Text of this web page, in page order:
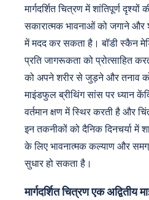
मार्गदर्शित चित्रण में शांतिपूर्ण
सकारात्मक भावनाओं को जगाने और
में मदद कर सकता है। बॉडी स्कैन
प्रति जागरूकता को प्रोत्साहित
को अपने शरीर से जुड़ने और तनाव
माइंडफुल ब्रीथिंग सांस पर ध्यान
वर्तमान क्षण में स्थिर करती है और
इन तकनीकों को दैनिक दिनचर्या में
के लिए भावनात्मक कल्याण और
सुधार हो सकता है।
मार्गदर्शित चित्रण एक